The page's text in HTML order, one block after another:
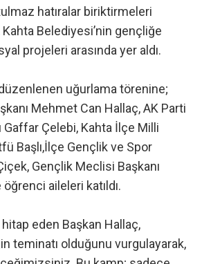
hatıralar biriktirmeleri
Belediyesi’nin gençliğe
projeleri arasında yer aldı.
uğurlama törenine;
Mehmet Can Hallaç, AK Parti
Gaffar Çelebi, Kahta İlçe Milli
Başlı,İlçe Gençlik ve Spor
Gençlik Meclisi Başkanı
aileleri katıldı.
eden Başkan Hallaç,
teminatı olduğunu vurgulayarak,